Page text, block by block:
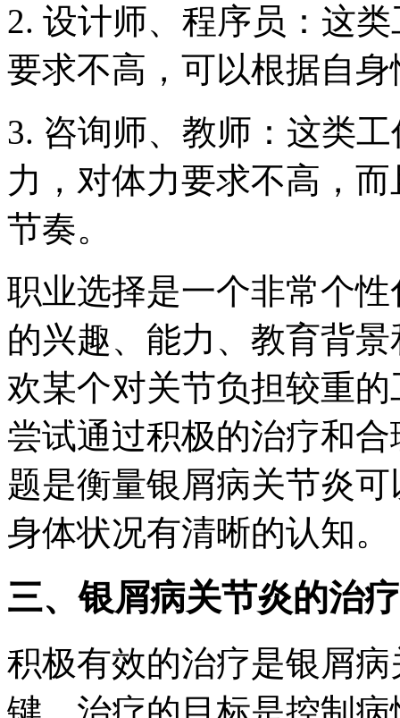
2. 设计师、程序员：这
要求不高，可以根据自
3. 咨询师、教师：这类
力，对体力要求不高，
节奏。
职业选择是一个非常个
的兴趣、能力、教育背
欢某个对关节负担较重
尝试通过积极的治疗和
题是衡量银屑病关节炎
身体状况有清晰的认知。
三、银屑病关节炎的治
积极有效的治疗是银屑